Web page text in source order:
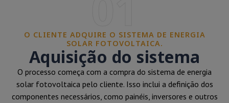
O CLIENTE ADQUIRE O SISTEMA DE ENERGIA
SOLAR FOTOVOLTAICA.
Aquisição do sistema
O processo começa com a compra do sistema de energia
solar fotovoltaica pelo cliente. Isso inclui a definição dos
componentes necessários, como painéis, inversores e outros